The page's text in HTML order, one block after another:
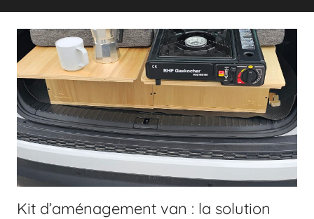
Kit d’aménagement van : la solution